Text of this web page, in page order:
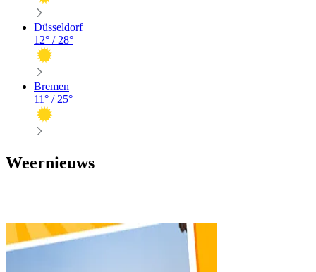
Düsseldorf
12° / 28°
Bremen
11° / 25°
Weernieuws